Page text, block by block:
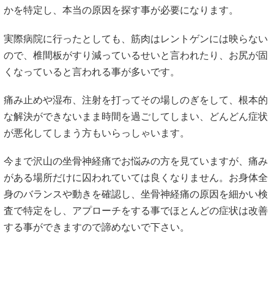
かを特定し、本当の原因を探す事が必要になります。
実際病院に行ったとしても、筋肉はレントゲンには映らない
ので、椎間板がすり減っているせいと言われたり、お尻が固
くなっていると言われる事が多いです。
痛み止めや湿布、注射を打ってその場しのぎをして、根本的
な解決ができないまま時間を過ごしてしまい、どんどん症状
が悪化してしまう方もいらっしゃいます。
今まで沢山の坐骨神経痛でお悩みの方を見ていますが、痛み
がある場所だけに囚われていては良くなりません。お身体全
身のバランスや動きを確認し、坐骨神経痛の原因を細かい検
査で特定をし、アプローチをする事でほとんどの症状は改善
する事ができますので諦めないで下さい。